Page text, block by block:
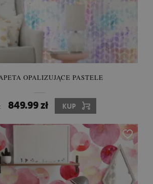
OPALIZUJĄCE PASTELE
849.99 zł KUP